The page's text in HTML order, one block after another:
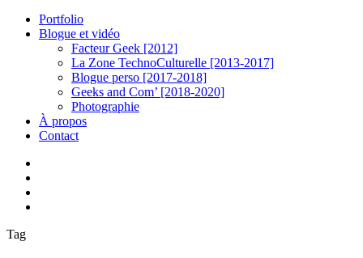
Portfolio
Blogue et vidéo
Facteur Geek [2012]
La Zone TechnoCulturelle [2013-2017]
Blogue perso [2017-2018]
Geeks and Com’ [2018-2020]
Photographie
À propos
Contact
Tag